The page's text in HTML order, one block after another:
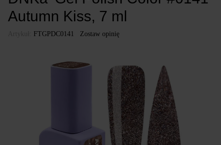
Autumn Kiss, 7 ml
FTGPDC0141 Zostaw opinię